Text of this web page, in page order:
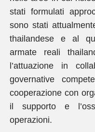
stati formulati
sono stati
thailandese e al
armate reali
l’attuazione in
governative
cooperazione con
il supporto e
operazioni.